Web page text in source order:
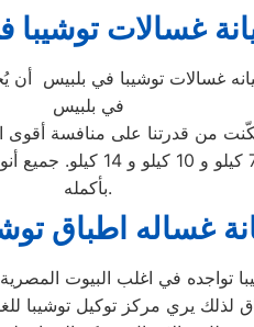
غسالات توشيبا
غسالات توشيبا في بلبيس
في بلبيس
من قدرتنا على منافسة
في ذلك الأتوماتيكية
بأكمله.
غساله اطباق
تواجده في اغلب البيوت
لذلك يري مركز توكيل توشيبا